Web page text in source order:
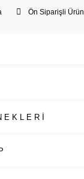
Ön Siparişli Ürün